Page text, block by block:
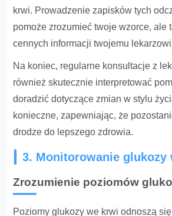
krwi. Prowadzenie zapisków tych
pomoże zrozumieć twoje wzorce, ale
cennych informacji twojemu
Na koniec, regularne konsultacje z
również skutecznie interpretować
doradzić dotyczące zmian w stylu
konieczne, zapewniając, że
drodze do lepszego zdrowia.
3. Monitorowanie glukozy
Zrozumienie poziomów
Poziomy glukozy we krwi odnoszą